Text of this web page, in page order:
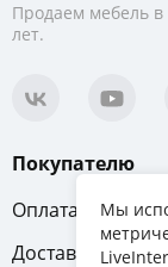
Продаем мебель
лет.
Покупателю
Оплата
Доставка
Мы